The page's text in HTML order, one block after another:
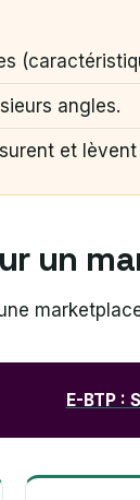
angles.
et
un
E-BTP :